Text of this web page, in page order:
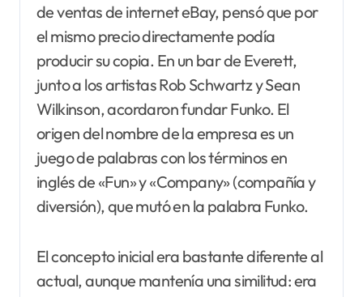
de ventas de internet eBay, pensó que por
el mismo precio directamente podía
producir su copia. En un bar de Everett,
junto a los artistas Rob Schwartz y Sean
Wilkinson, acordaron fundar Funko. El
origen del nombre de la empresa es un
juego de palabras con los términos en
inglés de «Fun» y «Company» (compañía y
diversión), que mutó en la palabra Funko.
El concepto inicial era bastante diferente al
actual, aunque mantenía una similitud: era